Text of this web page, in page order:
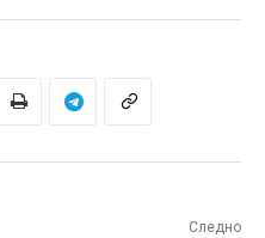
Следно